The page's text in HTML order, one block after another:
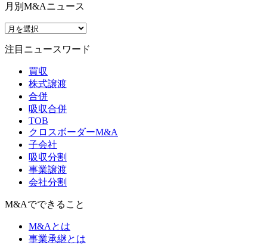
月別M&Aニュース
注目ニュースワード
買収
株式譲渡
合併
吸収合併
TOB
クロスボーダーM&A
子会社
吸収分割
事業譲渡
会社分割
M&Aでできること
M&Aとは
事業承継とは